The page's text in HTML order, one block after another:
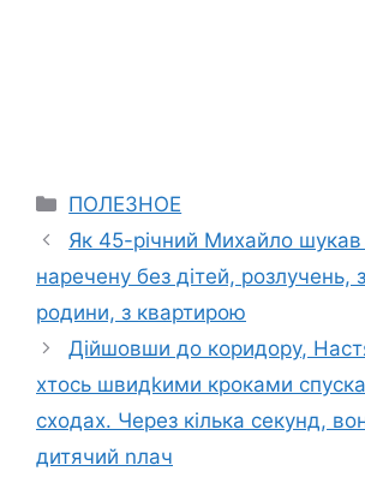
Categories
ПОЛЕЗНОЕ
Як 45-річний Михайло шукав
наречену без дітей, розлучень,
родини, з квартирою
Дійшовши до коридору,
хтось швидkими кроками
сходах. Через кілька секунд,
дитячий nлач